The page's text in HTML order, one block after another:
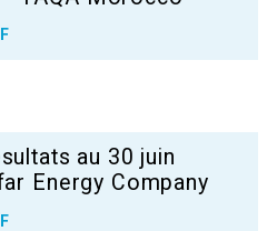
au 30 juin
Energy Company